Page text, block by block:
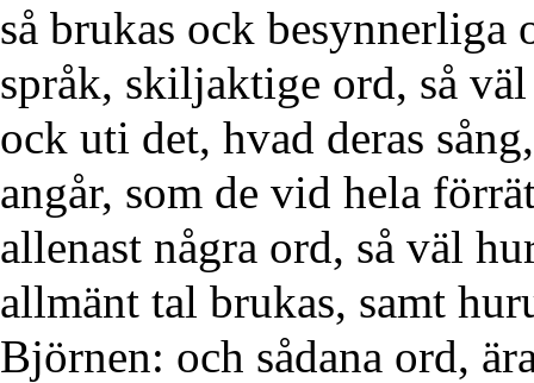
så brukas ock besynnerliga
språk, skiljaktige ord, så
ock uti det, hvad deras
angår, som de vid hela
allenast några ord, så väl
allmänt tal brukas, samt
Björnen: och sådana ord,